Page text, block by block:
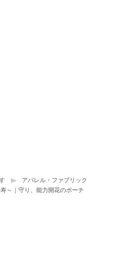
アパレル・ファブリック
～｜守り、能力開花のポーチ